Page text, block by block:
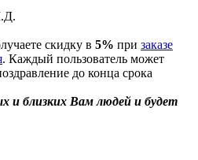
скидку в 5% при заказе
. Каждый пользователь может
до конца срока
и близких Вам людей и будет